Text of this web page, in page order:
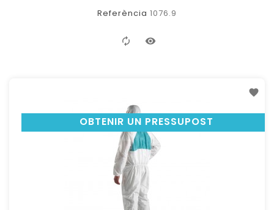
Referència 1076.9
OBTENIR UN PRESSUPOST